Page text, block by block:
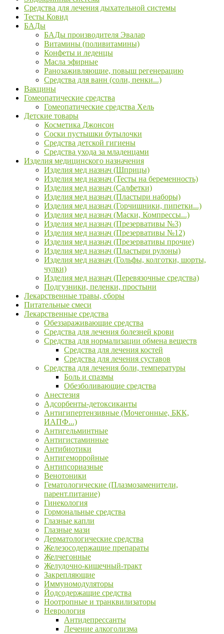
Средства для лечения дыхательной системы
Тесты Ковид
БАДы
БАДы производителя Эвалар
Витамины (поливитамины)
Конфеты и леденцы
Масла эфирные
Ранозаживляющие, повыш регенерацию
Средства для ванн (соли, пенки...)
Вакцины
Гомеопатические средства
Гомеопатические средства Хель
Детские товары
Косметика Джонсон
Соски пустышки бутылочки
Средства детской гигиены
Средства ухода за младенцами
Изделия медицинского назначения
Изделия мед назнач (Шприцы)
Изделия мед назнач (Тесты на беременность)
Изделия мед назнач (Салфетки)
Изделия мед назнач (Пластыри наборы)
Изделия мед назнач (Горчишники, пипетки...)
Изделия мед назнач (Маски, Компрессы...)
Изделия мед назнач (Презервативы №3)
Изделия мед назнач (Презервативы №12)
Изделия мед назнач (Презервативы прочие)
Изделия мед назнач (Пластыри рулоны)
Изделия мед назнач (Гольфы, колготки, шорты,
чулки)
Изделия мед назнач (Перевязочные средства)
Подгузники, пеленки, простыни
Лекарственные травы, сборы
Питательные смеси
Лекарственные средства
Обеззараживающие средства
Средства для лечения болезней крови
Средства для нормализации обмена веществ
Средства для лечения костей
Средства для лечения суставов
Средства для лечения боли, температуры
Боль и спазмы
Обезболивающие средства
Анестезия
Адсорбенты-детоксиканты
Антигипертензивные (Мочегонные, БКК,
ИАПФ...)
Антигельминтные
Антигистаминные
Антибиотики
Антигеморройные
Антипсориазные
Венотоники
Гематологические (Плазмозаменители,
парент.питание)
Гинекология
Гормональные средства
Глазные капли
Глазные мази
Дерматологические средства
Железосодержащие препараты
Желчегонные
Желудочно-кишечный-тракт
Закрепляющие
Иммуномодуляторы
Йодсодержащие средства
Ноотропные и транквилизаторы
Неврология
Антидепрессанты
Лечение алкоголизма